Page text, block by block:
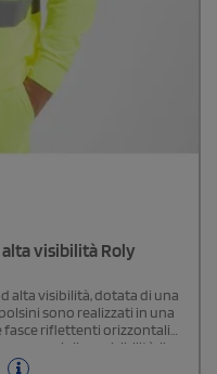
visibilità Roly
alta visibilità, dotata di una
sono realizzati in una
fasce riflettenti orizzontali
una migliore visibilità. Il
e comfort.